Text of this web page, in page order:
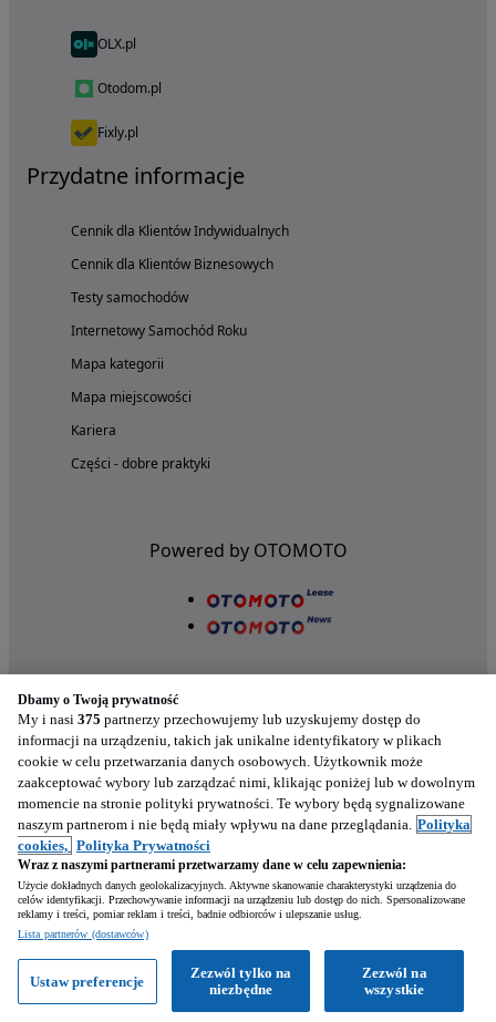
Napisz
Zadzwoń WhatsApp
OLX.pl
Otodom.pl
Fixly.pl
Przydatne informacje
Cennik dla Klientów Indywidualnych
Cennik dla Klientów Biznesowych
Testy samochodów
Internetowy Samochód Roku
Mapa kategorii
Mapa miejscowości
Kariera
Części - dobre praktyki
Powered by OTOMOTO
Nasze aplikacje w twoim telefonie
Dbamy o Twoją prywatność
My i nasi 375 partnerzy przechowujemy lub uzyskujemy dostęp do
informacji na urządzeniu, takich jak unikalne identyfikatory w plikach
cookie w celu przetwarzania danych osobowych. Użytkownik może
zaakceptować wybory lub zarządzać nimi, klikając poniżej lub w dowolnym
momencie na stronie polityki prywatności. Te wybory będą sygnalizowane
naszym partnerom i nie będą miały wpływu na dane przeglądania. Polityka
cookies, Polityka Prywatności
Wraz z naszymi partnerami przetwarzamy dane w celu zapewnienia:
Użycie dokładnych danych geolokalizacyjnych. Aktywne skanowanie charakterystyki urządzenia do
celów identyfikacji. Przechowywanie informacji na urządzeniu lub dostęp do nich. Spersonalizowane
reklamy i treści, pomiar reklam i treści, badnie odbiorców i ulepszanie usług.
Lista partnerów (dostawców)
Zezwól na
wszystkie
Zezwól tylko na
niezbędne
Ustaw preferencje